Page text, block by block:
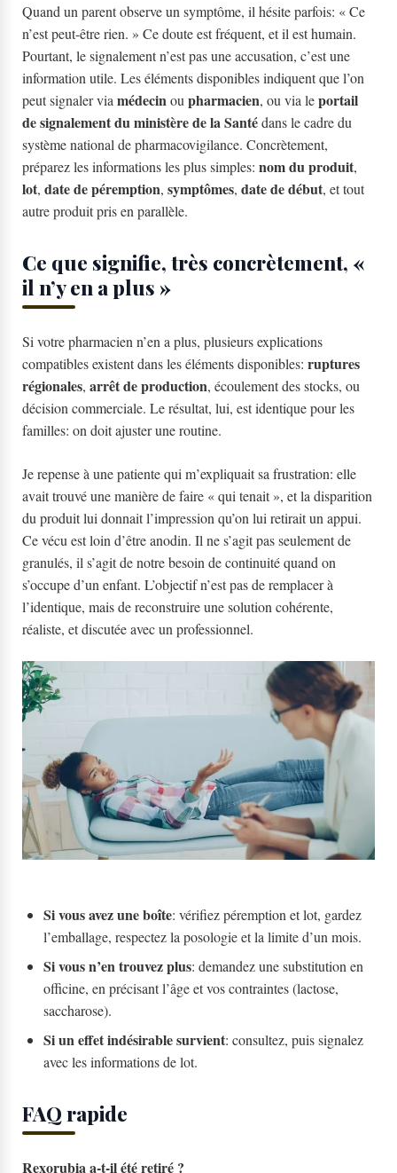
Quand un parent observe un symptôme, il hésite parfois: « Ce
n’est peut-être rien. » Ce doute est fréquent, et il est humain.
Pourtant, le signalement n’est pas une accusation, c’est une
information utile. Les éléments disponibles indiquent que l’on
peut signaler via médecinou pharmacien, ou via leportail
de signalement du ministère de la Santédans le cadre du
système national de pharmacovigilance. Concrètement,
préparez les informations les plus simples: nom du produit,
lot, date de péremption, symptômes, date de début, et tout
autre produit pris en parallèle.
Ce que signifie, très concrètement, «
il n’y en a plus »
Si votre pharmacien n’en a plus, plusieurs explications
compatibles existent dans les éléments disponibles: ruptures
régionales, arrêt de production, écoulement des stocks, ou
décision commerciale. Le résultat, lui, est identique pour les
familles: on doit ajuster une routine.
Je repense à une patiente qui m’expliquait sa frustration: elle
avait trouvé une manière de faire « qui tenait », et la disparition
du produit lui donnait l’impression qu’on lui retirait un appui.
Ce vécu est loin d’être anodin. Il ne s’agit pas seulement de
granulés, il s’agit de notre besoin de continuité quand on
s’occupe d’un enfant. L’objectif n’est pas de remplacer à
l’identique, mais de reconstruire une solution cohérente,
réaliste, et discutée avec un professionnel.
Si vous avez une boîte: vérifiez péremption et lot, gardez
l’emballage, respectez la posologie et la limite d’un mois.
Si vous n’en trouvez plus: demandez une substitution en
officine, en précisant l’âge et vos contraintes (lactose,
saccharose).
Si un effet indésirable survient: consultez, puis signalez
avec les informations de lot.
FAQ rapide
Rexorubia a-t-il été retiré ?